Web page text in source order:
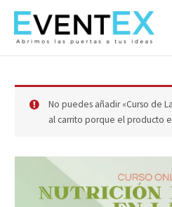
contenido
No puedes añadir «Curso de
al carrito porque el producto